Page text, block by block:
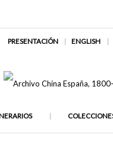
PRESENTACIÓN ENGLISH